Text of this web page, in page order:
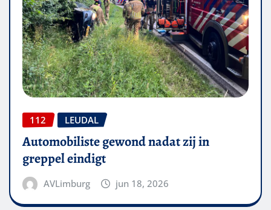
112 LEUDAL
Automobiliste gewond nadat zij in
greppel eindigt
AVLimburg jun 18, 2026